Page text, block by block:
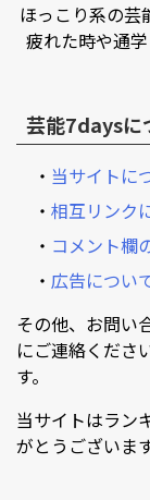
ほっこり系の芸
疲れた時や通
芸能7daysに
・ 当サイトに
・ 相互リンク
・ コメント欄
・ 広告につい
その他、お問い
にご連絡くださ
す。
当サイトはラン
がとうございます